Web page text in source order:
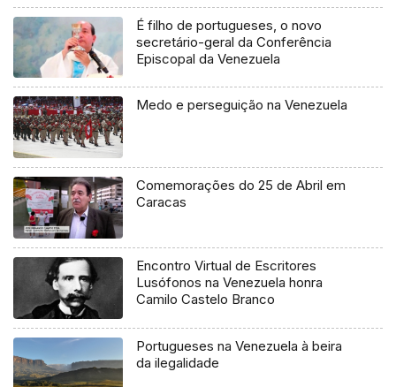
É filho de portugueses, o novo
secretário-geral da Conferência
Episcopal da Venezuela
Medo e perseguição na Venezuela
Comemorações do 25 de Abril em
Caracas
Encontro Virtual de Escritores
Lusófonos na Venezuela honra
Camilo Castelo Branco
Portugueses na Venezuela à beira
da ilegalidade